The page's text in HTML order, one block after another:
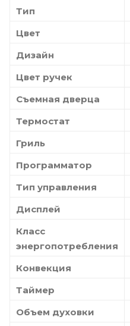
Тип
Цвет
Дизайн
Цвет ручек
Съемная дверца
Термостат
Гриль
Программатор
Тип управления
Дисплей
Класс
энергопотребления
Конвекция
Таймер
Объем духовки